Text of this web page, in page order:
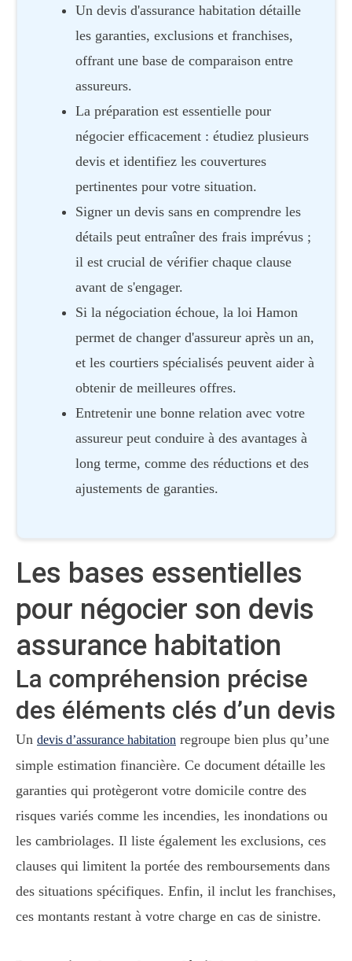
Un devis d'assurance habitation détaille
les garanties, exclusions et franchises,
offrant une base de comparaison entre
assureurs.
La préparation est essentielle pour
négocier efficacement : étudiez plusieurs
devis et identifiez les couvertures
pertinentes pour votre situation.
Signer un devis sans en comprendre les
détails peut entraîner des frais imprévus ;
il est crucial de vérifier chaque clause
avant de s'engager.
Si la négociation échoue, la loi Hamon
permet de changer d'assureur après un an,
et les courtiers spécialisés peuvent aider à
obtenir de meilleures offres.
Entretenir une bonne relation avec votre
assureur peut conduire à des avantages à
long terme, comme des réductions et des
ajustements de garanties.
Les bases essentielles
pour négocier son devis
assurance habitation
La compréhension précise
des éléments clés d’un devis
Un devis d’assurance habitation regroupe bien plus qu’une
simple estimation financière. Ce document détaille les
garanties qui protègeront votre domicile contre des
risques variés comme les incendies, les inondations ou
les cambriolages. Il liste également les exclusions, ces
clauses qui limitent la portée des remboursements dans
des situations spécifiques. Enfin, il inclut les franchises,
ces montants restant à votre charge en cas de sinistre.